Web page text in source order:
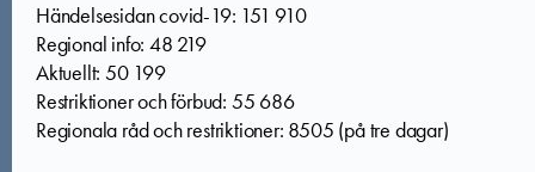
Händelsesidan covid-19: 151 910
Regional info: 48 219
Aktuellt: 50 199
Restriktioner och förbud: 55 686
Regionala råd och restriktioner: 8505 (på tre dagar)